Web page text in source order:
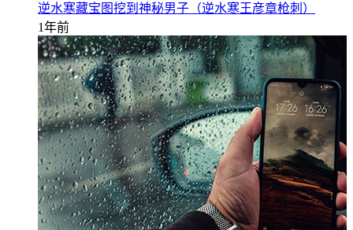
逆水寒藏宝图挖到神秘男子（逆水寒王彦章枪刺）
1年前